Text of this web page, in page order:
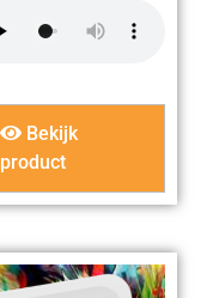
Bekijk
product